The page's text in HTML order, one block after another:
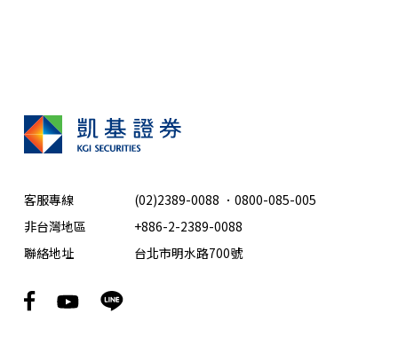
客服專線 (02)2389-0088 ． 0800-085-005
非台灣地區
+886-2-2389-0088
聯絡地址
台北市明水路700號